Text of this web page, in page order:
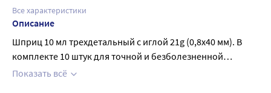
Все характеристики
Описание
Шприц 10 мл трехдетальный c иглой 21g (0,8х40 мм). В
комплекте 10 штук для точной и безболезненной
инъекции. Прекрасное качество материалов и удобство
Показать всё